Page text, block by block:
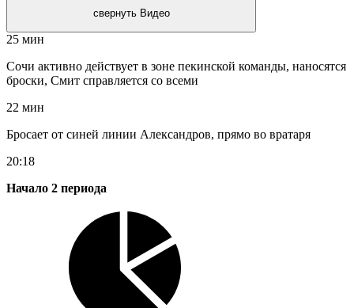
свернуть Видео
25 мин
Сочи активно действует в зоне пекинской команды, наносятся
броски, Смит справляется со всеми
22 мин
Бросает от синей линии Александров, прямо во вратаря
20:18
Начало 2 периода